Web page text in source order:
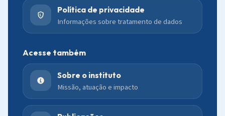
Política de privacidade
Informações sobre tratamento de dados
Acesse também
Sobre o instituto
Missão, atuação e impacto